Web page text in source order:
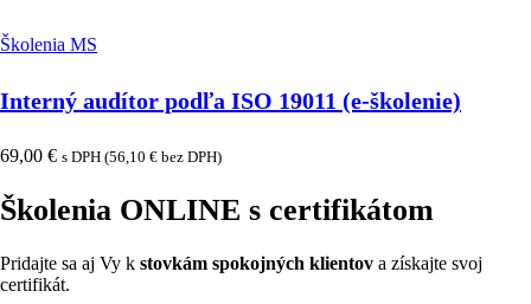
Školenia MS
Interný audítor podľa ISO 19011 (e-školenie)
69,00 € s DPH (56,10 € bez DPH)
Školenia ONLINE s certifikátom
Pridajte sa aj Vy k stovkám spokojných klientov a získajte svoj
certifikát.